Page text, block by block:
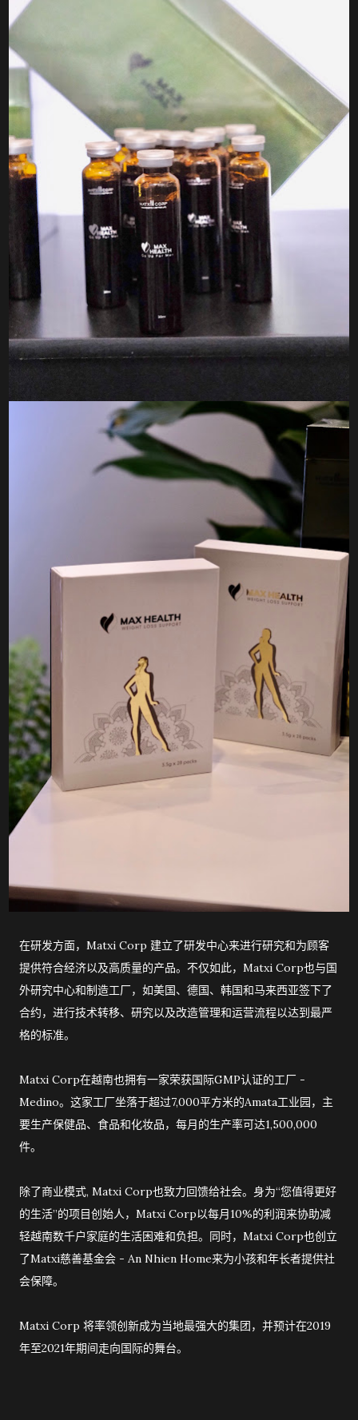
在研发方面，Matxi Corp 建立了研发中心来进行研究和为顾客
提供符合经济以及高质量的产品。不仅如此，Matxi Corp也与国
外研究中心和制造工厂，如美国、德国、韩国和马来西亚签下了
合约，进行技术转移、研究以及改造管理和运营流程以达到最严
格的标准。
Matxi Corp在越南也拥有一家荣获国际GMP认证的工厂 -
Medino。这家工厂坐落于超过7,000平方米的Amata工业园，主
要生产保健品、食品和化妆品，每月的生产率可达1,500,000
件。
除了商业模式, Matxi Corp也致力回馈给社会。身为“您值得更好
的生活”的项目创始人，Matxi Corp以每月10%的利润来协助减
轻越南数千户家庭的生活困难和负担。同时，Matxi Corp也创立
了Matxi慈善基金会 - An Nhien Home来为小孩和年长者提供社
会保障。
Matxi Corp 将率领创新成为当地最强大的集团，并预计在2019
年至2021年期间走向国际的舞台。